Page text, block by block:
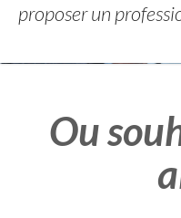
proposer un
Ou